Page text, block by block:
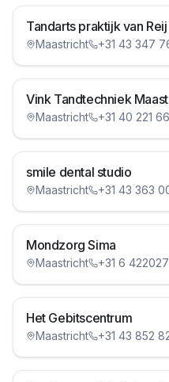
Tandarts praktijk van Reij
Maastricht +31 43 347
Vink Tandtechniek
Maastricht +31 40 221
smile dental studio
Maastricht +31 43 363
Mondzorg Sima
Maastricht +31 6
Het Gebitscentrum
Maastricht +31 43 852